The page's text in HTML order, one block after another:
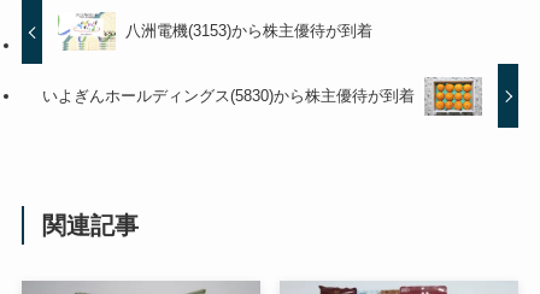
八洲電機(3153)から株主優待が到着
いよぎんホールディングス(5830)から株主優待が到着
関連記事